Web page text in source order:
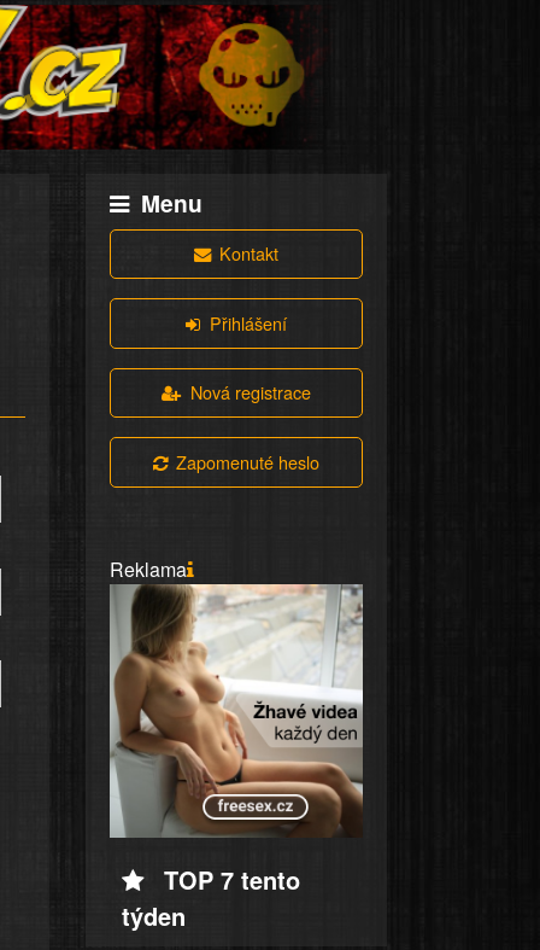
Menu
Kontakt
Přihlášení
Nová registrace
Zapomenuté heslo
Reklama
TOP 7 tento
týden